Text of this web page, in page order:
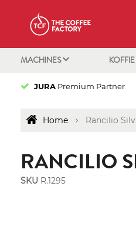
MACHINES
JURAPremium Partner
Home Rancilio
RANCILIO
SKU R.1295